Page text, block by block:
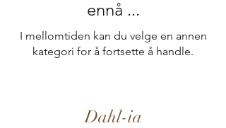
ennå ...
I mellomtiden kan du velge en annen
kategori for å fortsette å handle.
Dahl-ia